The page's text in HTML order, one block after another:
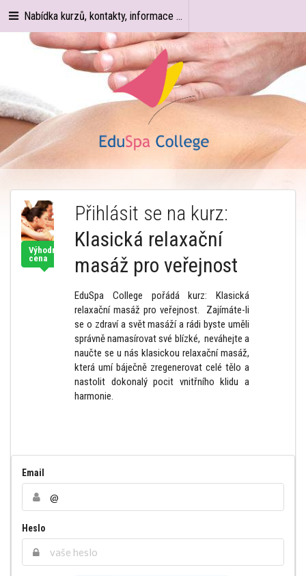
Nabídka kurzů, kontakty, informace ...
Výhodná
cena
Přihlásit se na kurz:
Klasická relaxační
masáž pro veřejnost
EduSpa College pořádá kurz: Klasická
relaxační masáž pro veřejnost. Zajímáte-li
se o zdraví a svět masáží a rádi byste uměli
správně namasírovat své blízké, neváhejte a
naučte se u nás klasickou relaxační masáž,
která umí báječně zregenerovat celé tělo a
nastolit dokonalý pocit vnitřního klidu a
harmonie.
Email
Heslo